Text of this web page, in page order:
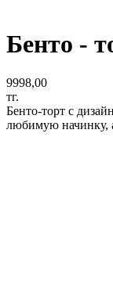
Бенто -
9998,00
тг.
Бенто-торт с
любимую начинку,